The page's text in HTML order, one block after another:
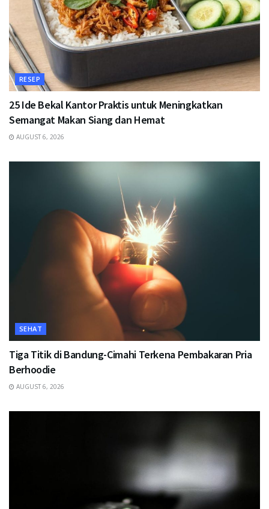
RESEP
25 Ide Bekal Kantor Praktis untuk Meningkatkan
Semangat Makan Siang dan Hemat
AUGUST 6, 2026
SEHAT
Tiga Titik di Bandung-Cimahi Terkena Pembakaran Pria
Berhoodie
AUGUST 6, 2026